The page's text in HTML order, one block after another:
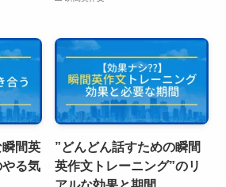
瞬間英
る気
”どんどん話すための瞬間
英作文トレーニング”のリ